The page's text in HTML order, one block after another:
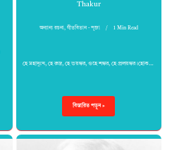
Thakur
অন্যান্য রচনা , গীতবিতান - পূজা 1 Min Read
হে মহাদুঃখ, হে রুদ্র, হে ভয়ঙ্কর, ওহে শঙ্কর, হে প্রলয়ঙ্কর।হোক…
বিস্তারিত পড়ুন »